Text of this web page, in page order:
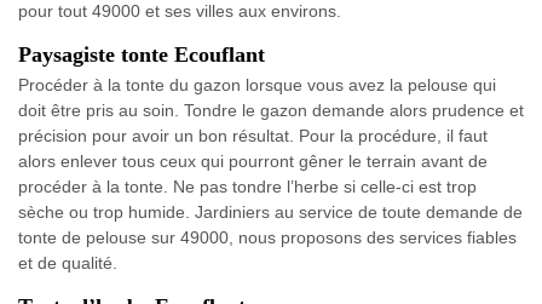
pour tout 49000 et ses villes aux environs.
Paysagiste tonte Ecouflant
Procéder à la tonte du gazon lorsque vous avez la pelouse qui
doit être pris au soin. Tondre le gazon demande alors prudence et
précision pour avoir un bon résultat. Pour la procédure, il faut
alors enlever tous ceux qui pourront gêner le terrain avant de
procéder à la tonte. Ne pas tondre l’herbe si celle-ci est trop
sèche ou trop humide. Jardiniers au service de toute demande de
tonte de pelouse sur 49000, nous proposons des services fiables
et de qualité.